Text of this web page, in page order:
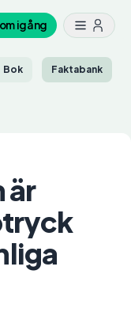
igång
Bok Faktabank
är